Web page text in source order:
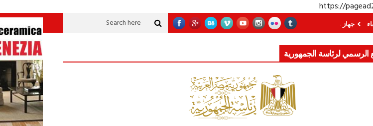
https://
مصر نموذجا.. لماذا تُنشئ الدول كيانات تنموية عملاقة؟ قوة الدولة.. عندما يصبح التخطيط خط الدفاع الأول القيادة
الرسمي لرئاسة الجمهورية